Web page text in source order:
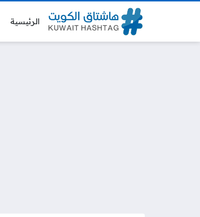
الرئيسية